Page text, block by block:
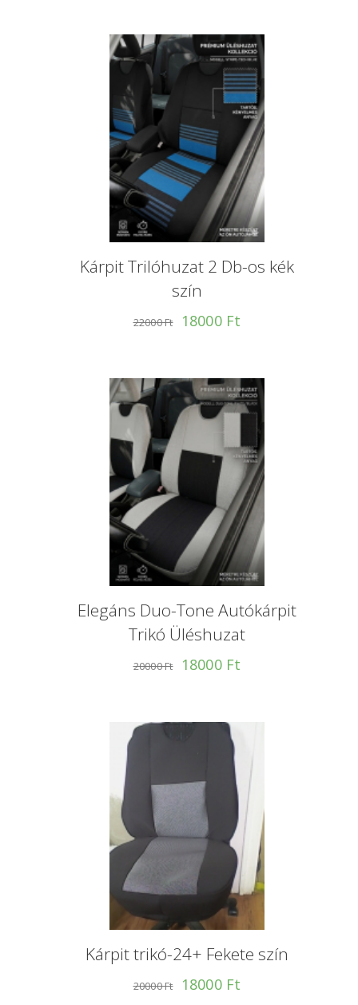
Kárpit Trilóhuzat 2 Db-os kék
szín
22000 Ft 18000 Ft
Elegáns Duo-Tone Autókárpit
Trikó Üléshuzat
20000 Ft 18000 Ft
Kárpit trikó-24+ Fekete szín
20000 Ft 18000 Ft